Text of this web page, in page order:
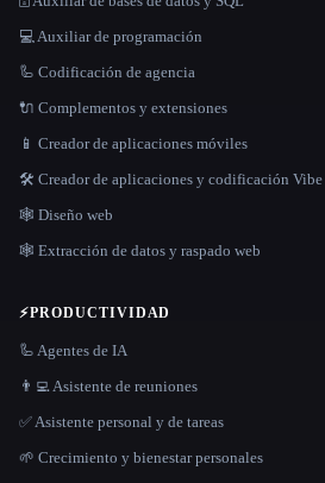
💻 Auxiliar de programación
🦾 Codificación de agencia
🔌 Complementos y extensiones
📱 Creador de aplicaciones móviles
🛠️ Creador de aplicaciones y codificación Vibe
🕸 Diseño web
🕸️ Extracción de datos y raspado web
⚡PRODUCTIVIDAD
🦾 Agentes de IA
👨‍💻 Asistente de reuniones
✅ Asistente personal y de tareas
🌱 Crecimiento y bienestar personales